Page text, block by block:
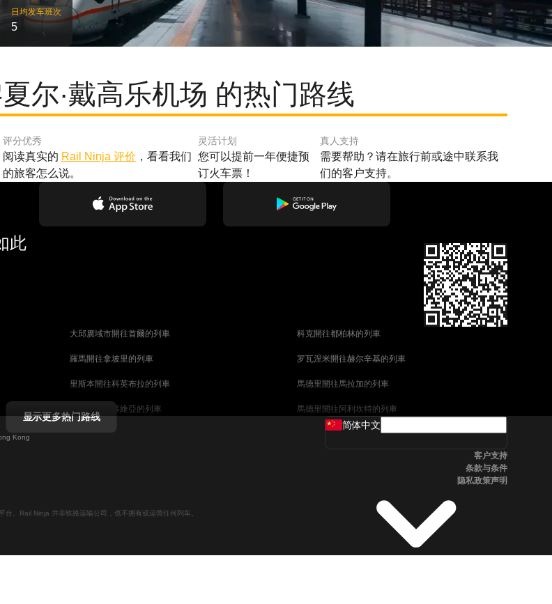
日均发车班次
5
尔·戴高乐机场 的热门路线
评分优秀
阅读真实的 Rail Ninja 评价 ，看看我们
的旅客怎么说。
灵活计划
您可以提前一年便捷预
订火车票！
真人支持
需要帮助？请在旅行前或途中联系我
们的客户支持。
此
大邱廣域市開往首爾的列車 科克開往都柏林的列車
羅馬開往拿坡里的列車 罗瓦涅米開往赫尔辛基的列車
里斯本開往科英布拉的列車 馬德里開往馬拉加的列車
馬德里開往塞維亞的列車 馬德里開往阿利坎特的列車
巴塞罗那開往馬拉加的列車
首爾開往大邱廣域市的列車
哥德堡開往斯德哥爾摩的列車
显示更多热门路线
Kong
。Rail Ninja 并非铁路运输公司，也不拥有或运营任何列车。
简体中文
客户支持
条款与条件
隐私政策声明